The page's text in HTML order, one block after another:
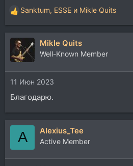
Р
е
а
и
и
:
Sanktum, ESSE и Mikle Quits
Mikle Quits
Well-Known Member
11 Июн 2023
Благодарю.
A Alexius_Tee
Active Member